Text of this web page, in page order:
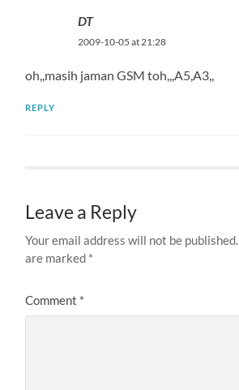
DT
2009-10-05 at 21:28
oh,,masih jaman GSM toh,,,A5,A3,,
REPLY
Leave a Reply
Your email address will not be published.
are marked *
Comment *